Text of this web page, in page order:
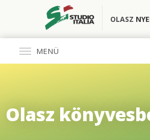
OLASZ
MENÜ
Olasz